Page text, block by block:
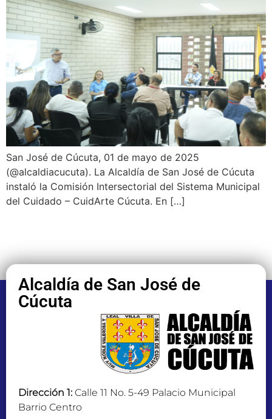
San José de Cúcuta, 01 de mayo de 2025
(@alcaldiacucuta). La Alcaldía de San José de Cúcuta
instaló la Comisión Intersectorial del Sistema Municipal
del Cuidado – CuidArte Cúcuta. En […]
Alcaldía de San José de
Cúcuta
Dirección 1: Calle 11 No. 5-49 Palacio Municipal
Barrio Centro